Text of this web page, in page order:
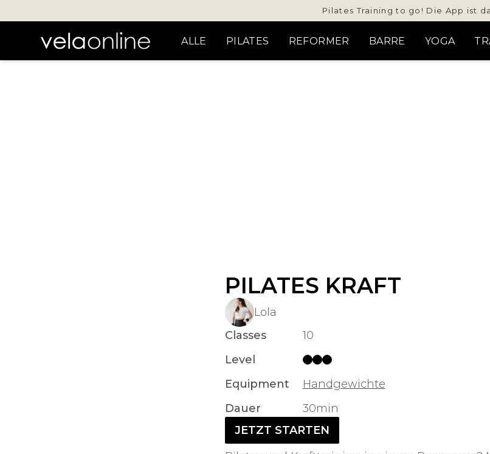
Pilates Training to go! Die App ist
ALLE PILATES REFORMER BARRE YOGA
PILATES KRAFT
Lola
Classes
10
Level
Equipment
Handgewichte
Dauer
30min
JETZT STARTEN